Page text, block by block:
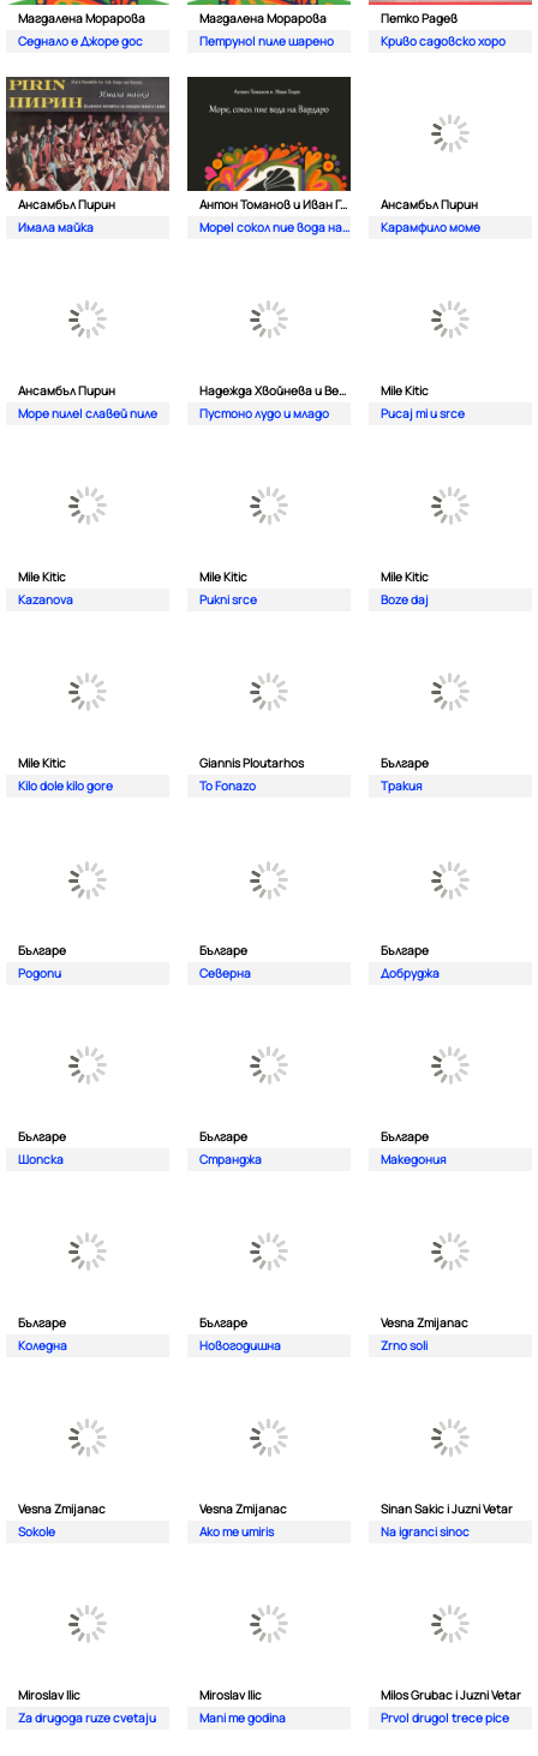
Магдалена Морарова
Седнало е Джоре дос
Магдалена Морарова
Петруно| пиле шарено
Петко Радев
Криво садовско хоро
Ансамбъл Пирин
Имала майка
Антон Томанов и Иван Гоцев
Море| сокол пие вода на Вардаро
Ансамбъл Пирин
Карамфило моме
Ансамбъл Пирин
Море пиле| славей пиле
Надежда Хвойнева и Веселина Каналева
Пустоно лудо и младо
Mile Kitic
Pucaj mi u srce
Mile Kitic
Kazanova
Mile Kitic
Pukni srce
Mile Kitic
Boze daj
Mile Kitic
Kilo dole kilo gore
Giannis Ploutarhos
To Fonazo
Българе
Тракия
Българе
Родопи
Българе
Северна
Българе
Добруджа
Българе
Шопска
Българе
Странджа
Българе
Македония
Българе
Коледна
Българе
Новогодишна
Vesna Zmijanac
Zrno soli
Vesna Zmijanac
Sokole
Vesna Zmijanac
Ako me umiris
Sinan Sakic i Juzni Vetar
Na igranci sinoc
Miroslav Ilic
Za drugoga ruze cvetaju
Miroslav Ilic
Mani me godina
Milos Grubac i Juzni Vetar
Prvo| drugo| trece pice